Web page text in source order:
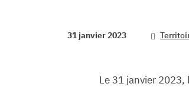
31 janvier 2023
Le 31 janvier